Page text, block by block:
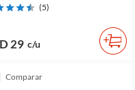
(5)
29 c/u
comparar